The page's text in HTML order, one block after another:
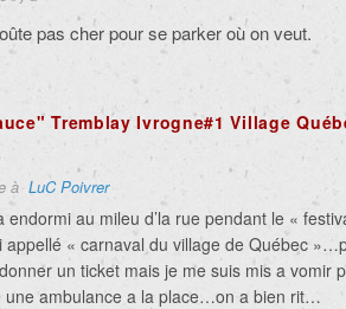
pas cher pour se parker où on veut.
Tremblay Ivrogne#1 Village
à LuC Poivrer
endormi au mileu d’la rue pendant le «
appellé « carnaval du village de Québec
un ticket mais je me suis mis a vomir
une ambulance a la place…on a bien rit…